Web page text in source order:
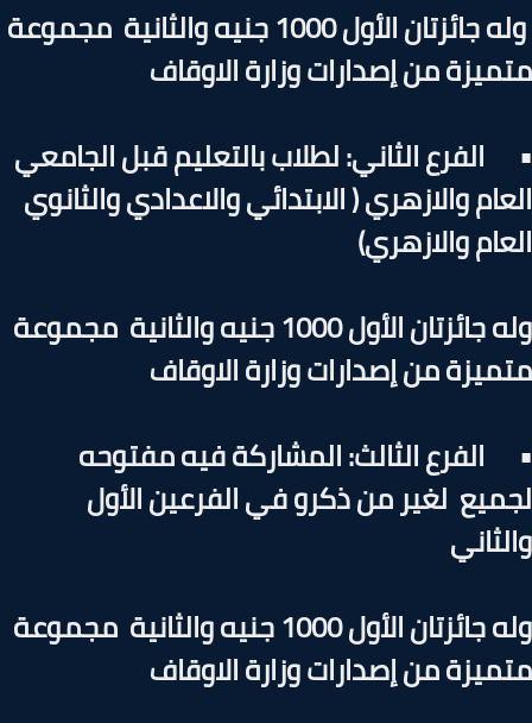
وله جائزتان الأول 1000 جنيه والثانية مجموعة
من إصدارات وزارة الاوقاف
الفرع الثاني: لطلاب بالتعليم قبل الجامعي
والازهري ( الابتدائي والاعدادي والثانوي
والازهري)
وله جائزتان الأول 1000 جنيه والثانية مجموعة
من إصدارات وزارة الاوقاف
الفرع الثالث: المشاركة فيه مفتوحه
لغير من ذكرو في الفرعين الأول
وله جائزتان الأول 1000 جنيه والثانية مجموعة
من إصدارات وزارة الاوقاف